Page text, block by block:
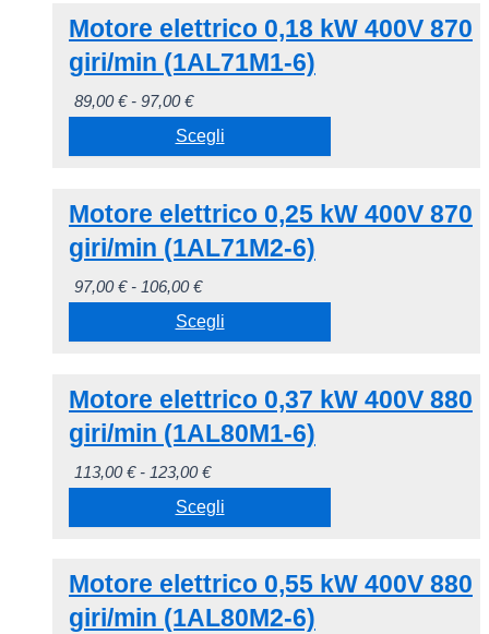
Motore elettrico 0,18 kW 400V 870
giri/min (1AL71M1-6)
89,00€ - 97,00€Fascia
di
prezzo:
89,00 €
a
97,00 €
Scegli
prodotto
varianti.
possono
essere
nella
prodotto
Motore elettrico 0,25 kW 400V 870
giri/min (1AL71M2-6)
97,00€ - 106,00€Fascia
di
prezzo:
97,00 €
a
106,00 €
Scegli
prodotto
varianti.
possono
essere
Motore elettrico 0,37 kW 400V 880
giri/min (1AL80M1-6)
113,00€ - 123,00€Fascia
di
prezzo:
113,00 €
a
Scegli
prodotto
Motore elettrico 0,55 kW 400V 880
giri/min (1AL80M2-6)